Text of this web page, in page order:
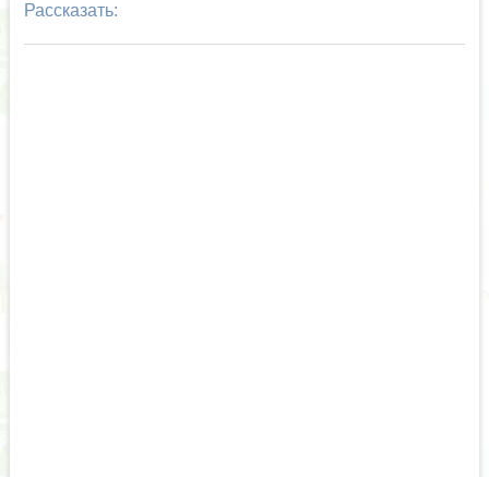
Рассказать: